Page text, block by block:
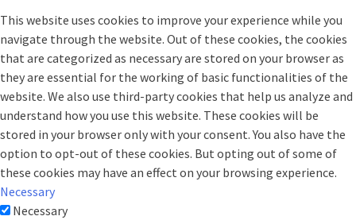
This website uses cookies to improve your experience while you
navigate through the website. Out of these cookies, the cookies
that are categorized as necessary are stored on your browser as
they are essential for the working of basic functionalities of the
website. We also use third-party cookies that help us analyze and
understand how you use this website. These cookies will be
stored in your browser only with your consent. You also have the
option to opt-out of these cookies. But opting out of some of
these cookies may have an effect on your browsing experience.
Necessary
Necessary